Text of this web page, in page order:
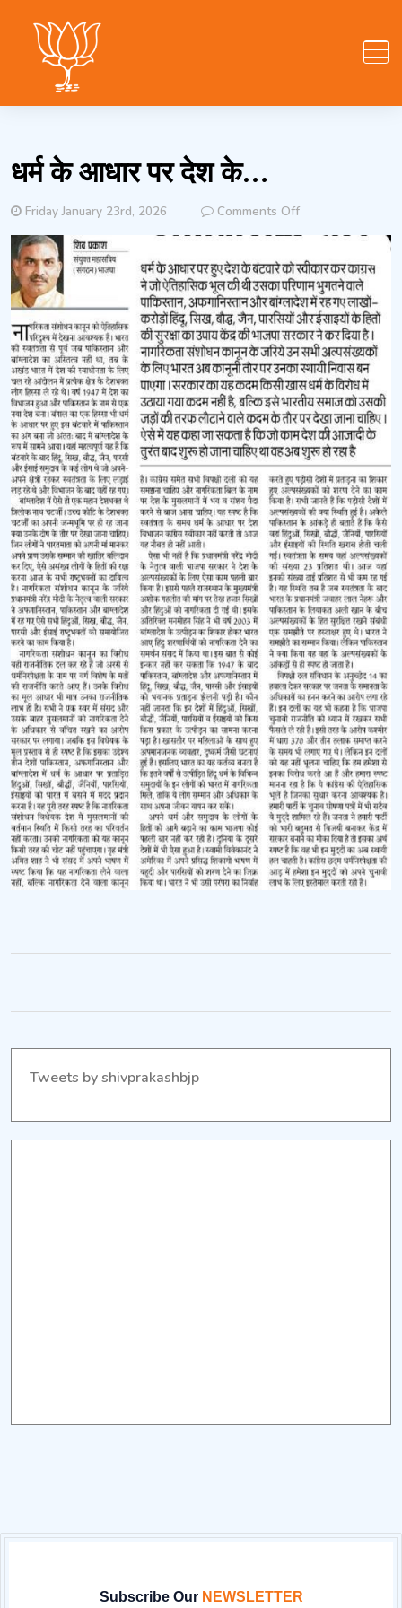
content
धर्म के आधार पर देश के…
Friday January 23rd, 2026 Comments Offon
आधार
पर
देश
के…
Tweets by shivprakashbjp
Subscribe Our NEWSLETTER